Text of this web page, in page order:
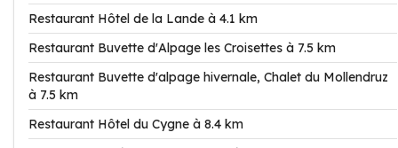
Restaurant Hôtel de la Lande à 4.1 km
Restaurant Buvette d'Alpage les Croisettes à 7.5 km
Restaurant Buvette d'alpage hivernale, Chalet du Mollendruz
à 7.5 km
Restaurant Hôtel du Cygne à 8.4 km